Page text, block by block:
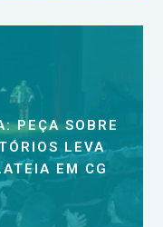
PEÇA SOBRE
LEVA
EM CG